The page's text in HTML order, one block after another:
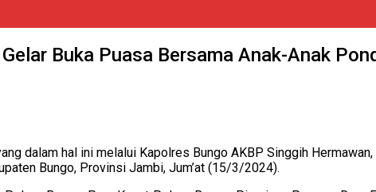
Buka Puasa Bersama Anak-Anak
dalam hal ini melalui Kapolres Bungo AKBP Singgih
Bungo, Provinsi Jambi, Jum’at (15/3/2024).